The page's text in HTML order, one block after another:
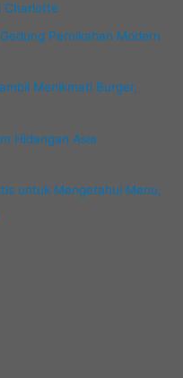
Charlotte
Pernikahan Modern
Menikmati Burger,
Hidangan Asia
untuk Mengetahui Menu,